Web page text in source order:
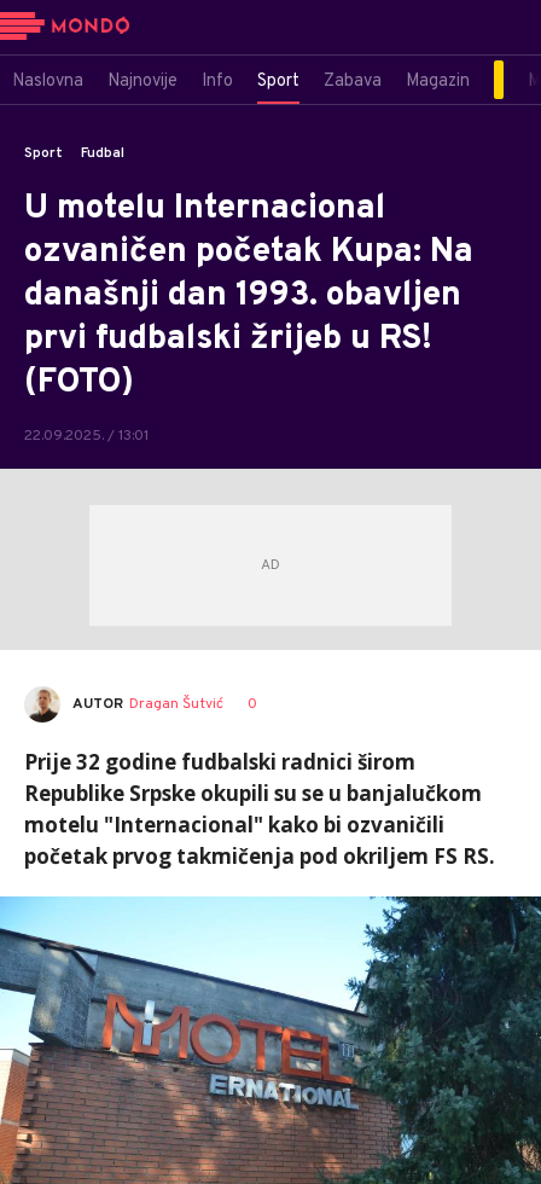
Naslovna Najnovije Info Sport Zabava Magazin
Sport Fudbal
U motelu Internacional
ozvaničen početak Kupa: Na
današnji dan 1993. obavljen
prvi fudbalski žrijeb u RS!
(FOTO)
22.09.2025. / 13:01
AUTOR Dragan Šutvić 0
Prije 32 godine fudbalski radnici širom
Republike Srpske okupili su se u banjalučkom
motelu "Internacional" kako bi ozvaničili
početak prvog takmičenja pod okriljem FS RS.